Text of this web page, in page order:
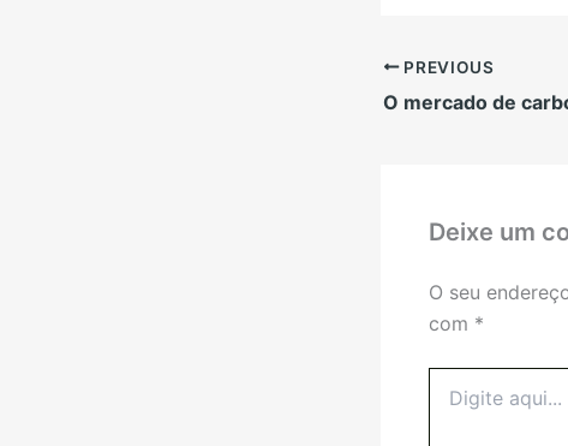
PREVIOUS
O mercado de
Deixe um
O seu
com *
aqui...